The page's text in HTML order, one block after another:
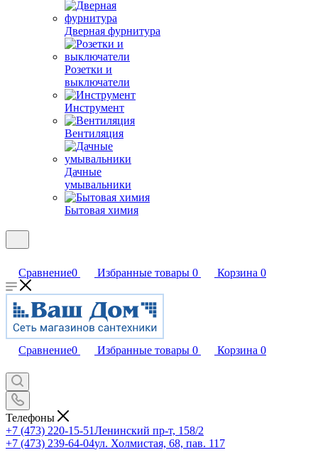
Дверная фурнитура
Розетки и
выключатели
Инструмент
Вентиляция
Дачные
умывальники
Бытовая химия
Сравнение0 Избранные товары 0 Корзина 0
Сравнение0 Избранные товары 0 Корзина 0
Телефоны
+7 (473) 220-15-51Ленинский пр-т, 158/2
+7 (473) 239-64-04ул. Холмистая, 68, пав. 117